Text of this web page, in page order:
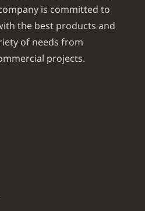
is committed to
the best products and
of needs from
projects.